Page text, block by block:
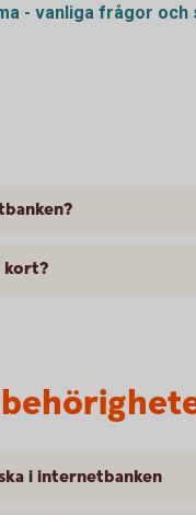
- vanliga frågor och
kort?
i internetbanken